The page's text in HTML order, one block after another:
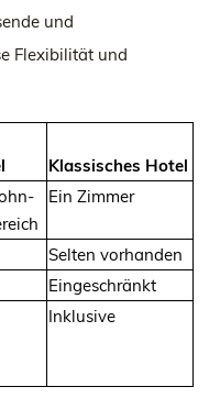
und
Flexibilität und
Klassisches Hotel
Ein Zimmer
Selten vorhanden
Eingeschränkt
Inklusive